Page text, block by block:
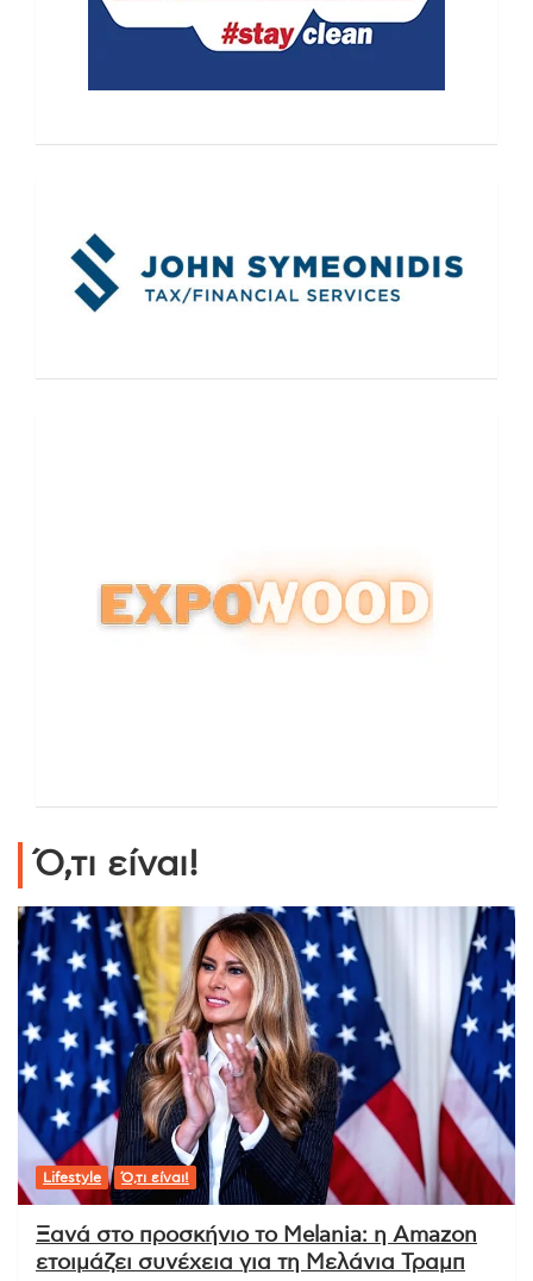
Ό,τι είναι!
Lifestyle Ό,τι είναι!
Ξανά στο προσκήνιο το Melania: η Amazon
ετοιμάζει συνέχεια για τη Μελάνια Τραμπ